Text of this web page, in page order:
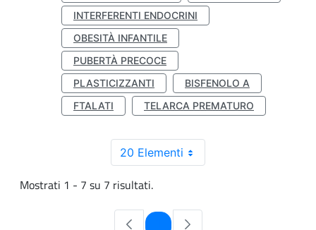
INTERFERENTI ENDOCRINI
OBESITÀ INFANTILE
PUBERTÀ PRECOCE
PLASTICIZZANTI
BISFENOLO A
FTALATI
TELARCA PREMATURO
20 Elementi
Mostrati 1 - 7 su 7 risultati.
Pagina